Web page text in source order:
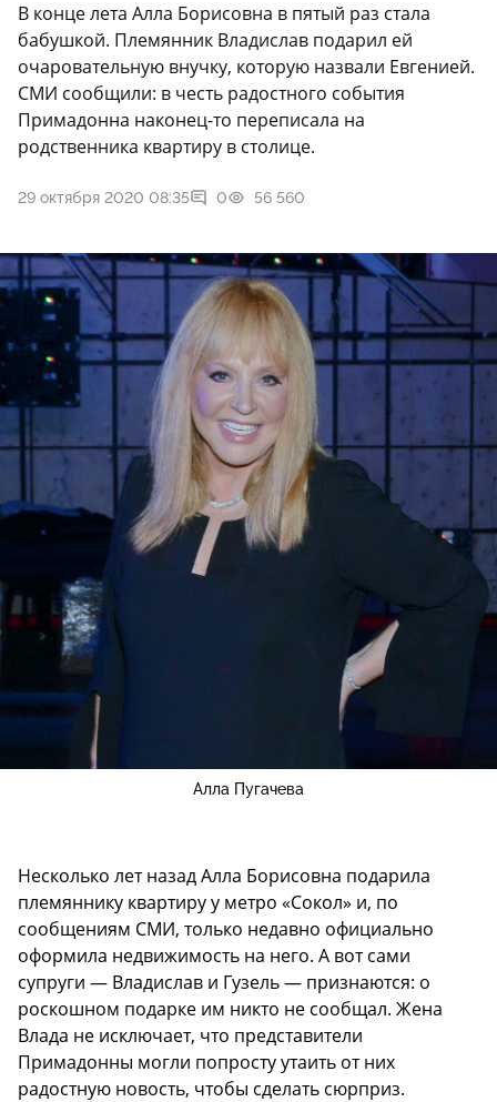
В конце лета Алла Борисовна в пятый раз стала
бабушкой. Племянник Владислав подарил ей
очаровательную внучку, которую назвали Евгенией.
СМИ сообщили: в честь радостного события
Примадонна наконец-то переписала на
родственника квартиру в столице.
29 октября 2020 08:35 0 56 560
Алла Пугачева
Несколько лет назад Алла Борисовна подарила
племяннику квартиру у метро «Сокол» и, по
сообщениям СМИ, только недавно официально
оформила недвижимость на него. А вот сами
супруги — Владислав и Гузель — признаются: о
роскошном подарке им никто не сообщал. Жена
Влада не исключает, что представители
Примадонны могли попросту утаить от них
радостную новость, чтобы сделать сюрприз.